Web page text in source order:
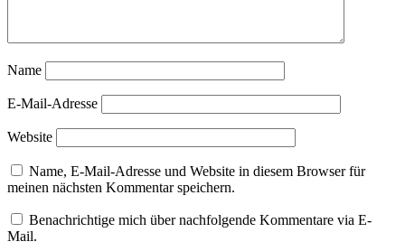
Name
E-Mail-Adresse
Website
Name, E-Mail-Adresse und Website in diesem Browser für
meinen nächsten Kommentar speichern.
Benachrichtige mich über nachfolgende Kommentare via E-
Mail.